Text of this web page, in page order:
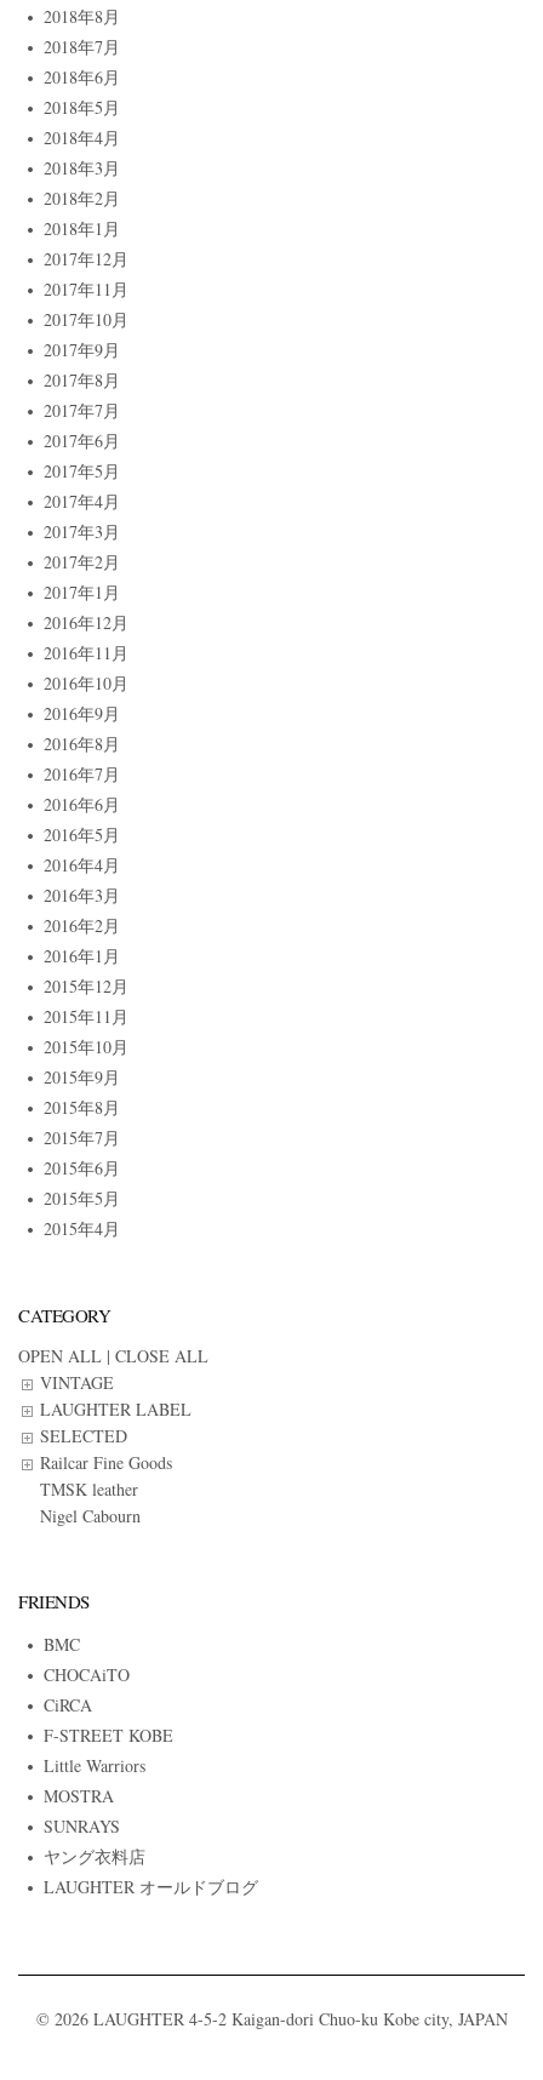
2018年8月
2018年7月
2018年6月
2018年5月
2018年4月
2018年3月
2018年2月
2018年1月
2017年12月
2017年11月
2017年10月
2017年9月
2017年8月
2017年7月
2017年6月
2017年5月
2017年4月
2017年3月
2017年2月
2017年1月
2016年12月
2016年11月
2016年10月
2016年9月
2016年8月
2016年7月
2016年6月
2016年5月
2016年4月
2016年3月
2016年2月
2016年1月
2015年12月
2015年11月
2015年10月
2015年9月
2015年8月
2015年7月
2015年6月
2015年5月
2015年4月
CATEGORY
OPEN ALL | CLOSE ALL
VINTAGE
LAUGHTER LABEL
SELECTED
Railcar Fine Goods
TMSK leather
Nigel Cabourn
FRIENDS
BMC
CHOCAiTO
CiRCA
F-STREET KOBE
Little Warriors
MOSTRA
SUNRAYS
ヤング衣料店
LAUGHTER オールドブログ
© 2026 LAUGHTER 4-5-2 Kaigan-dori Chuo-ku Kobe city, JAPAN